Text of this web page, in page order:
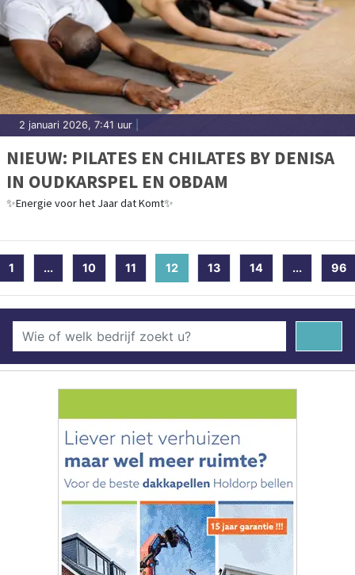
2 januari 2026, 7:41 uur
NIEUW: PILATES EN CHILATES BY DENISA
IN OUDKARSPEL EN OBDAM
✨Energie voor het Jaar dat Komt✨
1 ... 10 11 12(current)
13 14 ... 96